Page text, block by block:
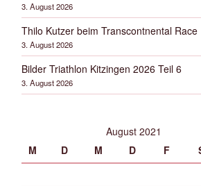
3. August 2026
Thilo Kutzer beim Transcontnental Race
3. August 2026
Bilder Triathlon Kitzingen 2026 Teil 6
3. August 2026
August 2021
M
D M D F